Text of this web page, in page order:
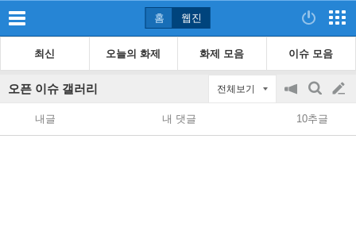
홈 웹진
최신 오늘의 화제 화제 모음 이슈 모음
오픈 이슈 갤러리 전체보기
공
지
on/off
검
색
글
쓰
내글 내 댓글 10추글